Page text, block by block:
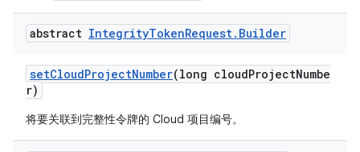
abstract IntegrityTokenRequest. Builder
setCloudProjectNumber(long cloudProjectNumbe
r)
将要关联到完整性令牌的 Cloud 项目编号。